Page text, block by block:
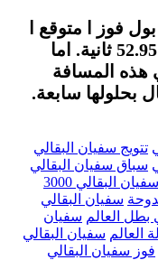
فوز ا متوقع ا
في سباق 400 م حواجز بتسجيلها 52.95 ثانية. اما
هذه المسافة
بحلولها سابعة.
تتويج سفيان البقالي
سباق سفيان البقالي
سفيان البقالي 3000
سفيان البقالي
بطل العالم سفيان
العالم سفيان البقالي
فوز سفيان البقالي